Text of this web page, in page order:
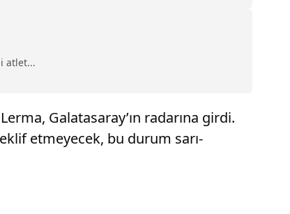
atlet...
Galatasaray’ın radarına girdi.
etmeyecek, bu durum sarı-